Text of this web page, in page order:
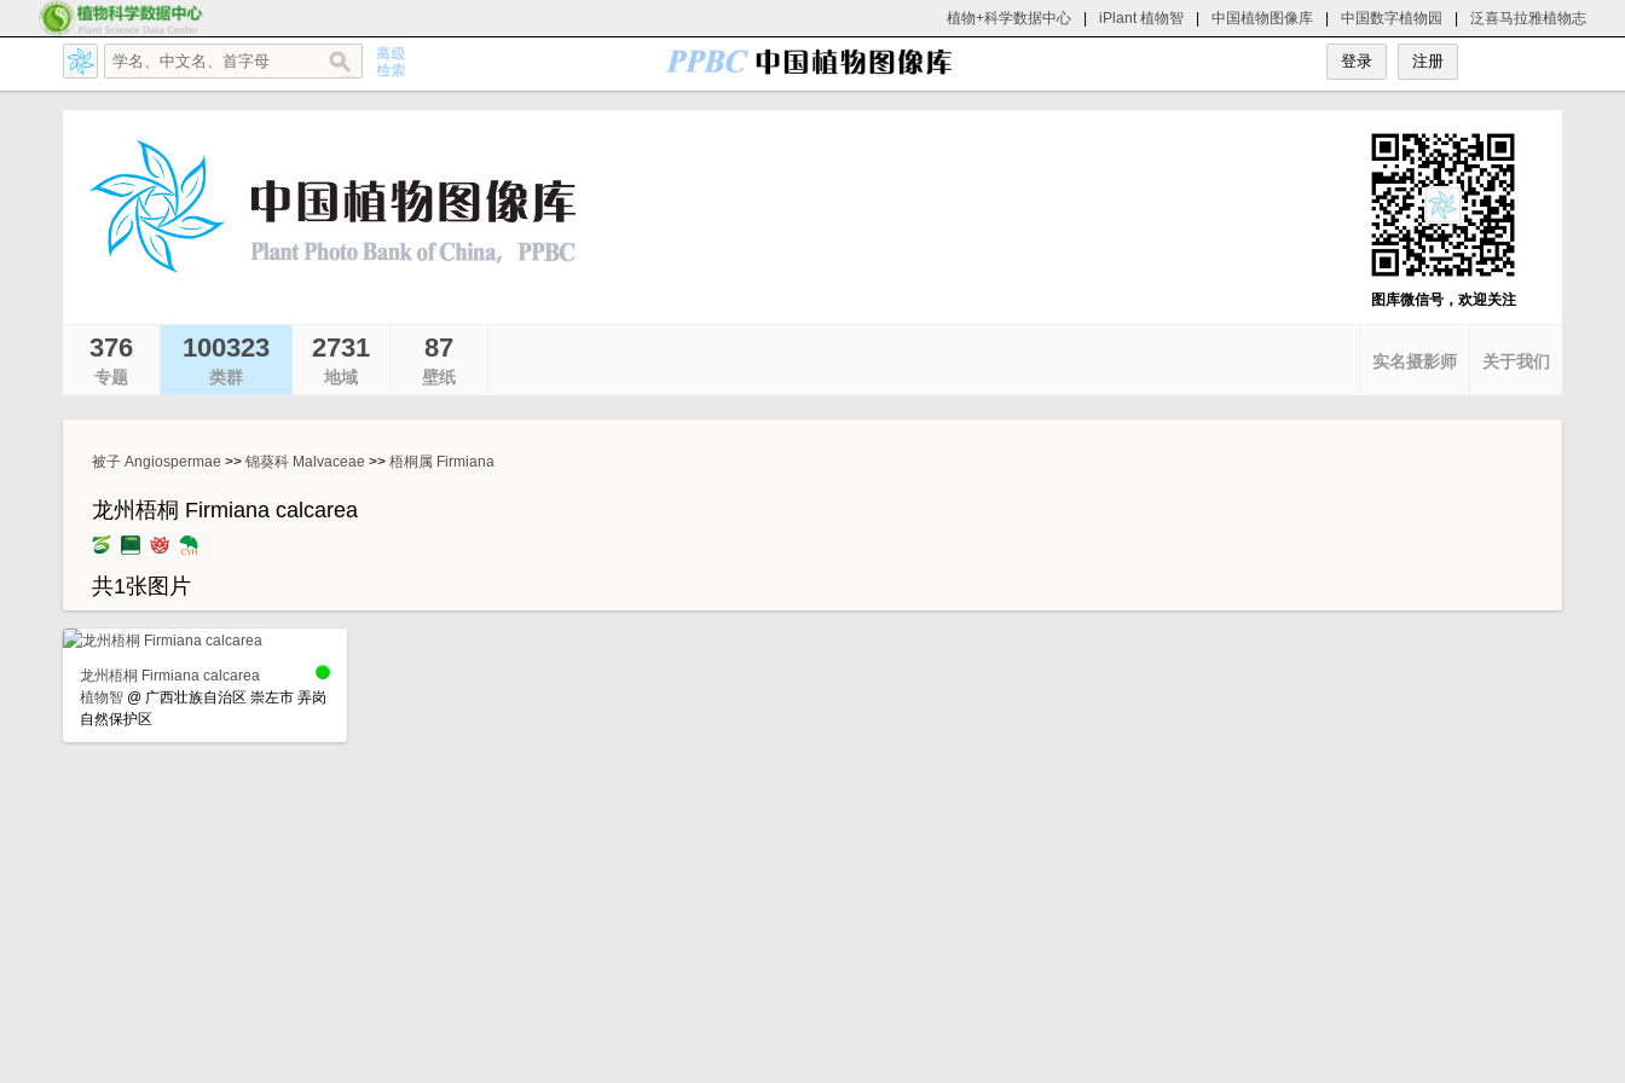
植物+科学数据中心 iPlant 植物智 中国植物图像库 中国数字植物园 泛喜马拉雅植物志
图库微信号，欢迎关注
376
专题
100323
类群
2731
地域
87
壁纸
关于我们
实名摄影师
被子 Angiospermae >> 锦葵科 Malvaceae >> 梧桐属 Firmiana
龙州梧桐 Firmiana calcarea
共1张图片
龙州梧桐 Firmiana calcarea
植物智 @ 广西壮族自治区 崇左市 弄岗
自然保护区